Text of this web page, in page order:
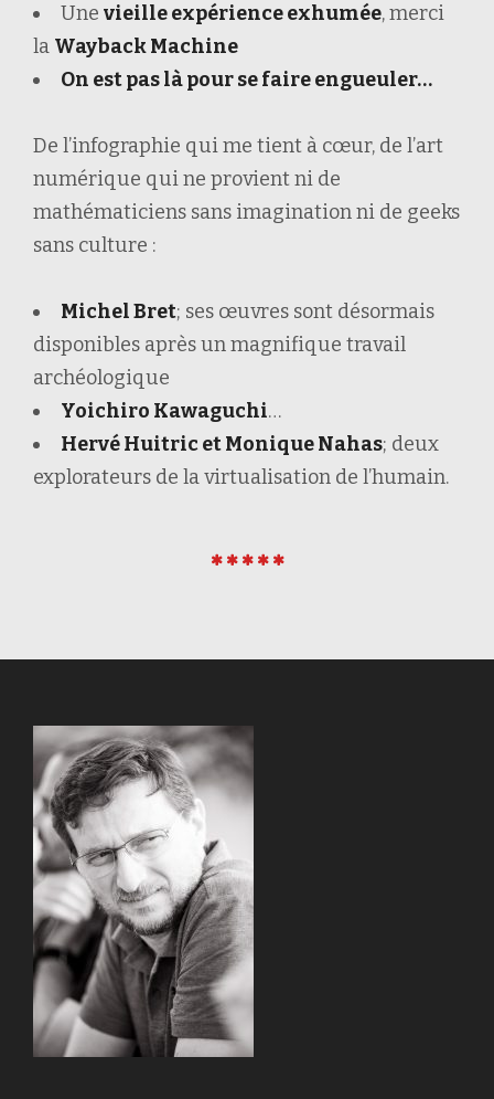
Une vieille expérience exhumée, merci
la Wayback Machine
On est pas là pour se faire engueuler…
De l’infographie qui me tient à cœur, de l’art
numérique qui ne provient ni de
mathématiciens sans imagination ni de geeks
sans culture :
Michel Bret; ses œuvres sont désormais
disponibles après un magnifique travail
archéologique
Yoichiro Kawaguchi…
Hervé Huitric et Monique Nahas; deux
explorateurs de la virtualisation de l’humain.